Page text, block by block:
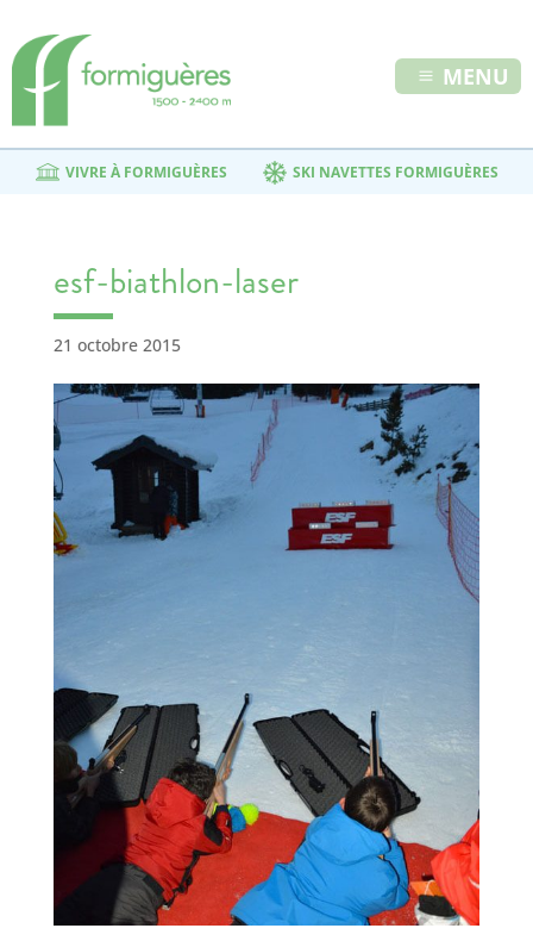
MENU
VIVRE À FORMIGUÈRES SKI NAVETTES FORMIGUÈRES
esf-biathlon-laser
21 octobre 2015